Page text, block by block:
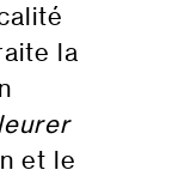
la
et le